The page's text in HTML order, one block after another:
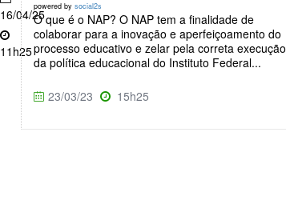
16/04/25
11h25
powered bysocial2s
O que é o NAP? O NAP tem a finalidade de
colaborar para a inovação e aperfeiçoamento do
processo educativo e zelar pela correta execução
da política educacional do Instituto Federal...
23/03/23 15h25